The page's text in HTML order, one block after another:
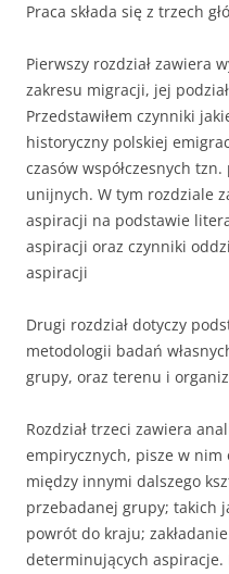
Praca składa się z trzech
Pierwszy rozdział zawiera
zakresu migracji, jej
Przedstawiłem czynniki
historyczny polskiej
czasów współczesnych
unijnych. W tym rozdziale
aspiracji na podstawie
aspiracji oraz czynniki
aspiracji
Drugi rozdział dotyczy
metodologii badań
grupy, oraz terenu i
Rozdział trzeci zawiera
empirycznych, pisze w nim
między innymi dalszego
przebadanej grupy; takich
powrót do kraju;
determinujących aspiracje.